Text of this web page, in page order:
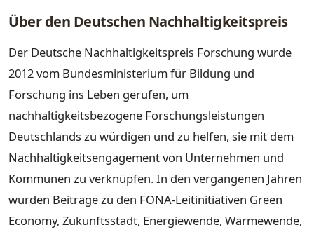
Über den Deutschen Nachhaltigkeitspreis
Der Deutsche Nachhaltigkeitspreis Forschung wurde
2012 vom Bundesministerium für Bildung und
Forschung ins Leben gerufen, um
nachhaltigkeitsbezogene Forschungsleistungen
Deutschlands zu würdigen und zu helfen, sie mit dem
Nachhaltigkeitsengagement von Unternehmen und
Kommunen zu verknüpfen. In den vergangenen Jahren
wurden Beiträge zu den FONA-Leitinitiativen Green
Economy, Zukunftsstadt, Energiewende, Wärmewende,